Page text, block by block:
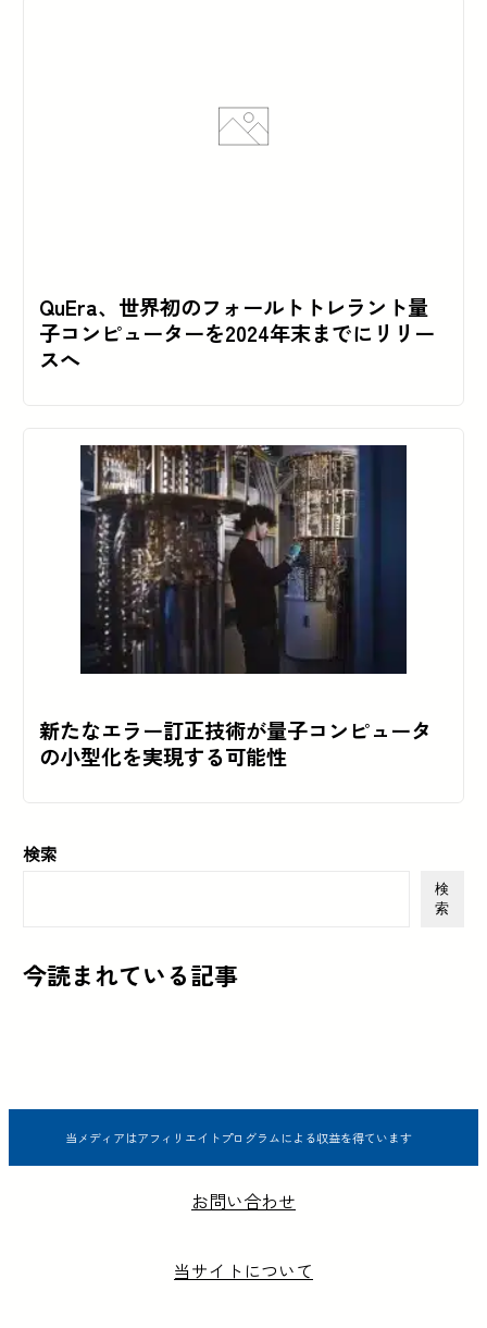
QuEra、世界初のフォールトトレラント量
子コンピューターを2024年末までにリリー
スへ
新たなエラー訂正技術が量子コンピュータ
の小型化を実現する可能性
検索
検
索
今読まれている記事
当メディアはアフィリエイトプログラムによる収益を得ています
お問い合わせ
当サイトについて